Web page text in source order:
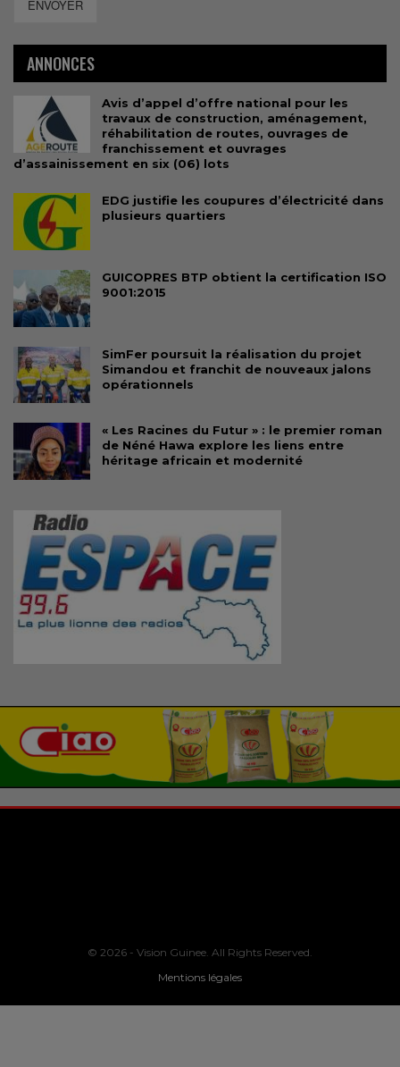
ENVOYER
ANNONCES
Avis d’appel d’offre national pour les
travaux de construction, aménagement,
réhabilitation de routes, ouvrages de
franchissement et ouvrages
d’assainissement en six (06) lots
EDG justifie les coupures d’électricité dans
plusieurs quartiers
GUICOPRES BTP obtient la certification ISO
9001:2015
SimFer poursuit la réalisation du projet
Simandou et franchit de nouveaux jalons
opérationnels
« Les Racines du Futur » : le premier roman
de Néné Hawa explore les liens entre
héritage africain et modernité
© 2026 - Vision Guinee. All Rights Reserved.
Mentions légales